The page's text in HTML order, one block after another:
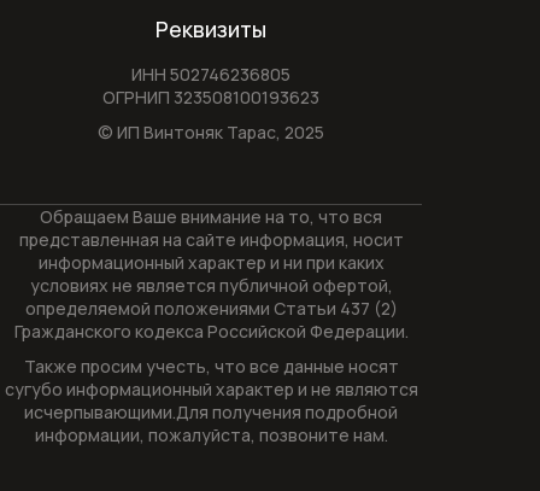
Реквизиты
ИНН 502746236805
ОГРНИП 323508100193623
© ИП Винтоняк Тарас, 2025
Обращаем Ваше внимание на то, что вся
представленная на сайте информация, носит
информационный характер и ни при каких
условиях не является публичной офертой,
определяемой положениями Статьи 437 (2)
Гражданского кодекса Российской Федерации.
Также просим учесть, что все данные носят
сугубо информационный характер и не являются
исчерпывающими.Для получения подробной
информации, пожалуйста, позвоните нам.